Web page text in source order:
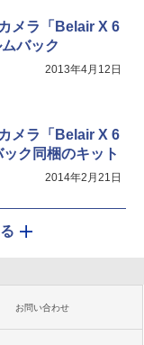
メラ「Belair X 6
バック
2013年4月12日
メラ「Belair X 6
ク同梱のキット
2014年2月21日
お問い合わせ